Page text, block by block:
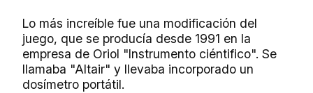
Lo más increíble fue una modificación del
juego, que se producía desde 1991 en la
empresa de Oriol "Instrumento ciéntifico". Se
llamaba "Altair" y llevaba incorporado un
dosímetro portátil.